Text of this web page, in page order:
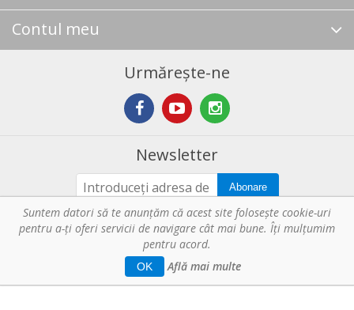
Contul meu
Urmărește-ne
Newsletter
Abonare
Copyright © 2026 Horeca - Pentru profesionistii din bucatarie. Toate
drepturile rezervate.
Web Solution byTronn Software
Suntem datori să te anunţăm că acest site foloseşte cookie-uri
pentru a-ți oferi servicii de navigare cât mai bune. Îţi mulțumim
pentru acord.
OK Află mai multe